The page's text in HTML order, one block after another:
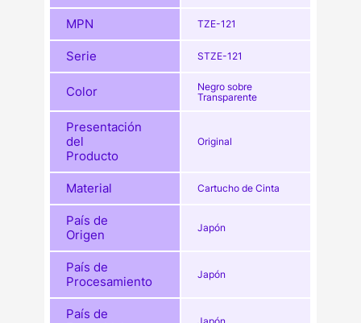
MPN TZE-121
Serie STZE-121
Color
Negro sobre
Transparente
Presentación
del
Producto
Original
Material Cartucho de Cinta
País de
Origen
Japón
País de
Procesamiento
Japón
País de